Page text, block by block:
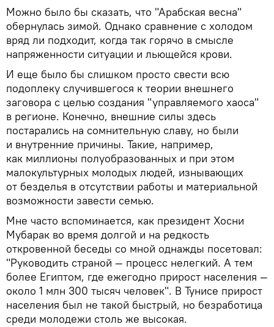
Можно было бы сказать, что "Арабская весна"
обернулась зимой. Однако сравнение с холодом
вряд ли подходит, когда так горячо в смысле
напряженности ситуации и льющейся крови.
И еще было бы слишком просто свести всю
подоплеку случившегося к теории внешнего
заговора с целью создания "управляемого хаоса"
в регионе. Конечно, внешние силы здесь
постарались на сомнительную славу, но были
и внутренние причины. Такие, например,
как миллионы полуобразованных и при этом
малокультурных молодых людей, изнывающих
от безделья в отсутствии работы и материальной
возможности завести семью.
Мне часто вспоминается, как президент Хосни
Мубарак во время долгой и на редкость
откровенной беседы со мной однажды посетовал:
"Руководить страной — процесс нелегкий. А тем
более Египтом, где ежегодно прирост населения —
около 1 млн 300 тысяч человек". В Тунисе прирост
населения был не такой быстрый, но безработица
среди молодежи столь же высокая.